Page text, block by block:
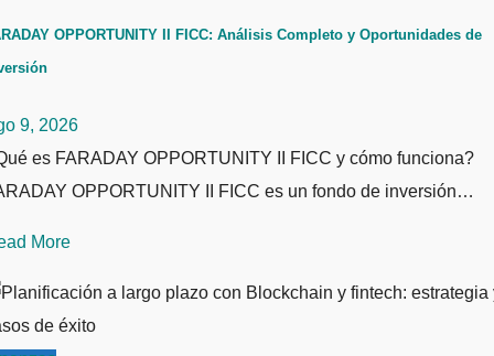
OPPORTUNITY II FICC: Análisis Completo y Oportunidades de
9, 2026
es FARADAY OPPORTUNITY II FICC y cómo funciona?
OPPORTUNITY II FICC es un fondo de inversión…
More